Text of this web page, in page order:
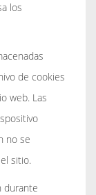
los
de cookies
web. Las
no se
sitio.
durante